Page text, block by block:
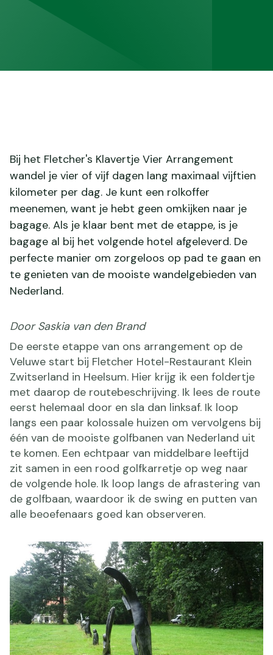
Bij het Fletcher's Klavertje Vier Arrangement
wandel je vier of vijf dagen lang maximaal vijftien
kilometer per dag. Je kunt een rolkoffer
meenemen, want je hebt geen omkijken naar je
bagage. Als je klaar bent met de etappe, is je
bagage al bij het volgende hotel afgeleverd. De
perfecte manier om zorgeloos op pad te gaan en
te genieten van de mooiste wandelgebieden van
Nederland.
Door Saskia van den Brand
De eerste etappe van ons arrangement op de
Veluwe start bij Fletcher Hotel-Restaurant Klein
Zwitserland in Heelsum. Hier krijg ik een foldertje
met daarop de routebeschrijving. Ik lees de route
eerst helemaal door en sla dan linksaf. Ik loop
langs een paar kolossale huizen om vervolgens bij
één van de mooiste golfbanen van Nederland uit
te komen. Een echtpaar van middelbare leeftijd
zit samen in een rood golfkarretje op weg naar
de volgende hole. Ik loop langs de afrastering van
de golfbaan, waardoor ik de swing en putten van
alle beoefenaars goed kan observeren.